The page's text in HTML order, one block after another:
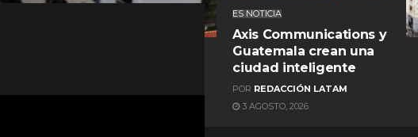
ES NOTICIA
Axis Communications y
Guatemala crean una
ciudad inteligente
POR REDACCIÓN LATAM
3 AGOSTO, 2026